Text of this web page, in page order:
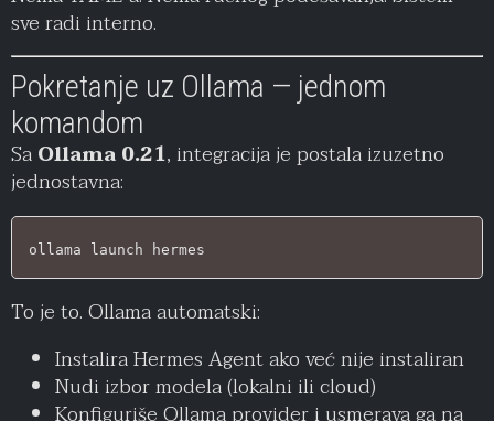
sve radi interno.
Pokretanje uz Ollama — jednom
komandom
SaOllama 0.21, integracija je postala izuzetno
jednostavna:
ollama launch hermes
To je to. Ollama automatski:
Instalira Hermes Agent ako već nije instaliran
Nudi izbor modela (lokalni ili cloud)